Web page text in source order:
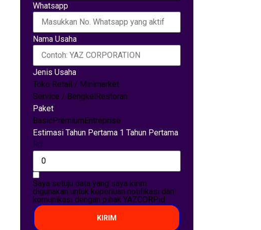
Whatsapp
Nama Usaha
Jenis Usaha
Toko Retail / Minimarket
Service / BengkelRestoran
Paket
BasicPremiumEntreprise
Estimasi Tahun Pertama 1 Tahun Pertama
Rp
Saya setuju data yang saya kirim
digunakan untuk keperluan notifikasi dan
komunikasi dengan pihak YAZCORP.id
KIRIM